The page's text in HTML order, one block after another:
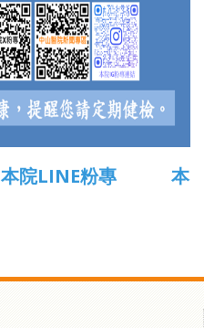
本院LINE粉專
本